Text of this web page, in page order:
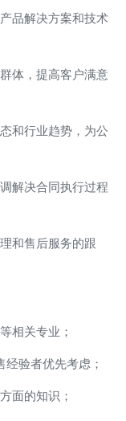
品解决方案和技术
体，提高客户满意
和行业趋势，为公
解决合同执行过程
和售后服务的跟
相关专业；
验者优先考虑；
面的知识；